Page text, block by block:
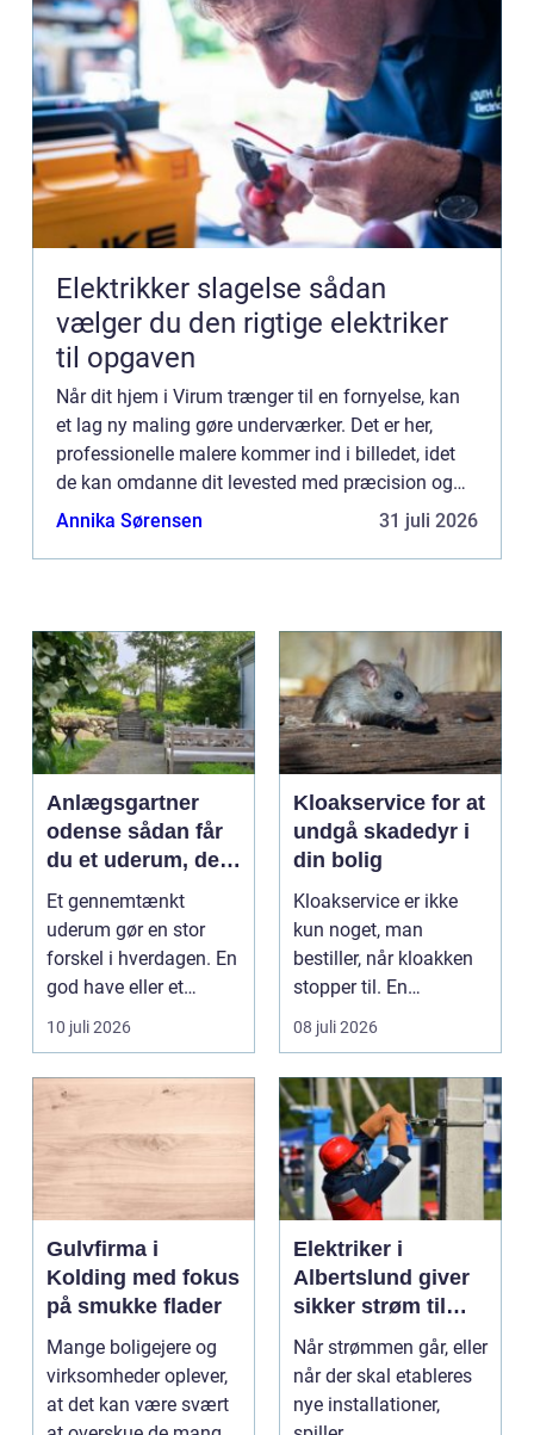
Elektrikker slagelse sådan
vælger du den rigtige elektriker
til opgaven
Når dit hjem i Virum trænger til en fornyelse, kan
et lag ny maling gøre underværker. Det er her,
professionelle malere kommer ind i billedet, idet
de kan omdanne dit levested med præcision og
ekspertise. Uanset om det er en intern makeover
Annika Sørensen 31 juli 2026
Anlægsgartner
odense sådan får
du et uderum, der
holder i mange år
Et gennemtænkt
uderum gør en stor
forskel i hverdagen. En
god have eller et
velplejet fællesareal
10 juli 2026
Kloakservice for at
undgå skadedyr i
din bolig
Kloakservice er ikke
kun noget, man
bestiller, når kloakken
stopper til. En
systematisk gennem...
08 juli 2026
Gulvfirma i
Kolding med fokus
på smukke flader
Mange boligejere og
virksomheder oplever,
at det kan være svært
Elektriker i
Albertslund giver
sikker strøm til
danske boliger
Når strømmen går, eller
når der skal etableres
nye installationer,